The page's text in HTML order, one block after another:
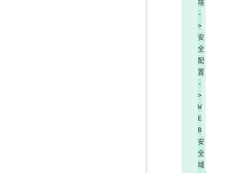
境
-
>
安
全
配
置
-
>
W
E
B
安
全
域